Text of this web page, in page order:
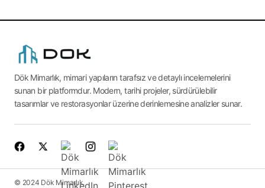
Dök Mimarlık, mimari yapıların tarafsız ve detaylı incelemelerini
sunan bir platformdur. Modern, tarihi projeler, sürdürülebilir
tasarımlar ve restorasyonlar üzerine derinlemesine analizler sunar.
© 2024 Dök Mimarlık.